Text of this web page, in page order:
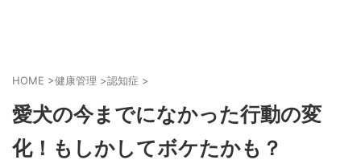
HOME >健康管理 >認知症 >
愛犬の今までになかった行動の変
化！もしかしてボケたかも？